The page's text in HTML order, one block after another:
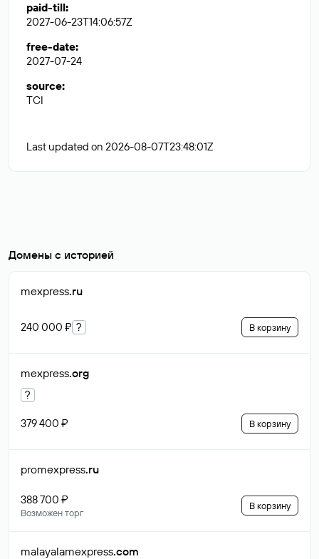
paid-till:
2027-06-23T14:06:57Z
free-date:
2027-07-24
source:
TCI
Last updated on 2026-08-07T23:48:01Z
Домены с историей
mexpress.ru
240 000 ₽ ? В корзину
mexpress.org
?
379 400 ₽ В корзину
promexpress.ru
388 700 ₽
Возможен торг
В корзину
malayalamexpress.com